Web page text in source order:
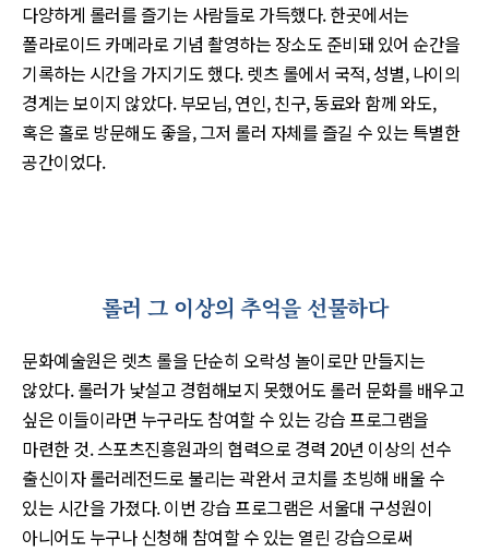
다양하게 롤러를 즐기는 사람들로 가득했다. 한곳에서는
폴라로이드 카메라로 기념 촬영하는 장소도 준비돼 있어 순간을
기록하는 시간을 가지기도 했다. 렛츠 롤에서 국적, 성별, 나이의
경계는 보이지 않았다. 부모님, 연인, 친구, 동료와 함께 와도,
혹은 홀로 방문해도 좋을, 그저 롤러 자체를 즐길 수 있는 특별한
공간이었다.
롤러 그 이상의 추억을 선물하다
문화예술원은 렛츠 롤을 단순히 오락성 놀이로만 만들지는
않았다. 롤러가 낯설고 경험해보지 못했어도 롤러 문화를 배우고
싶은 이들이라면 누구라도 참여할 수 있는 강습 프로그램을
마련한 것. 스포츠진흥원과의 협력으로 경력 20년 이상의 선수
출신이자 롤러레전드로 불리는 곽완서 코치를 초빙해 배울 수
있는 시간을 가졌다. 이번 강습 프로그램은 서울대 구성원이
아니어도 누구나 신청해 참여할 수 있는 열린 강습으로써